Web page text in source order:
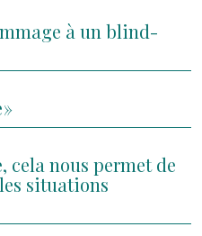
à un blind-
cela nous permet de
situations